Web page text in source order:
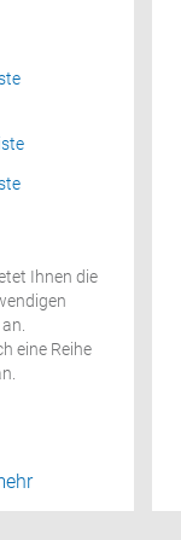
Ihnen die
an.
eine Reihe